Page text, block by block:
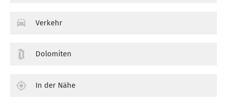
Verkehr
Dolomiten
In der Nähe